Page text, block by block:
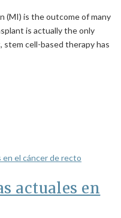
(MI) is the outcome of many
is actually the only
cell-based therapy has
actuales en